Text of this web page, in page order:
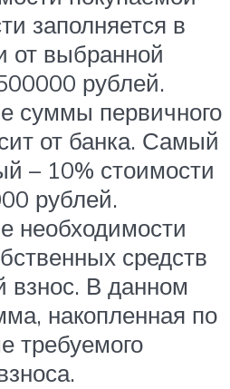
заполняется в
от выбранной
рублей.
суммы первичного
от банка. Самый
– 10% стоимости
рублей.
необходимости
средств
взнос. В данном
накопленная по
требуемого